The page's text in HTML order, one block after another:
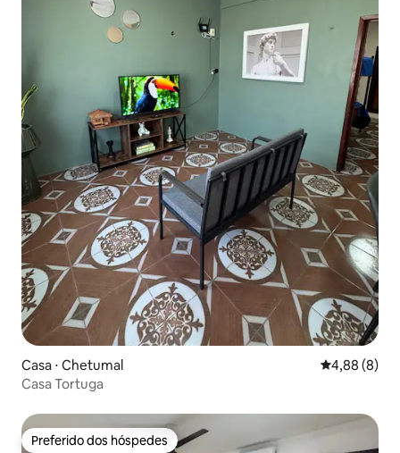
Casa ⋅ Chetumal 4,88 de uma
4,88 (8)
Casa Tortuga
Preferido dos hóspedes
Preferido dos hóspedes